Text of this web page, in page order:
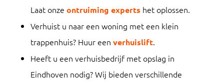
Laat onze ontruiming experts het oplossen.
Verhuist u naar een woning met een klein
trappenhuis? Huur een verhuislift.
Heeft u een verhuisbedrijf met opslag in
Eindhoven nodig? Wij bieden verschillende